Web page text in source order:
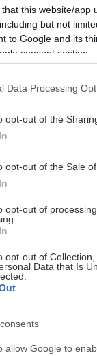
that this website/
but not
to Google and its
consent section.
Data Processing
opt-out of the
opt-out of the Sale
opt-out of
opt-out of
Data that Is
allow Google to